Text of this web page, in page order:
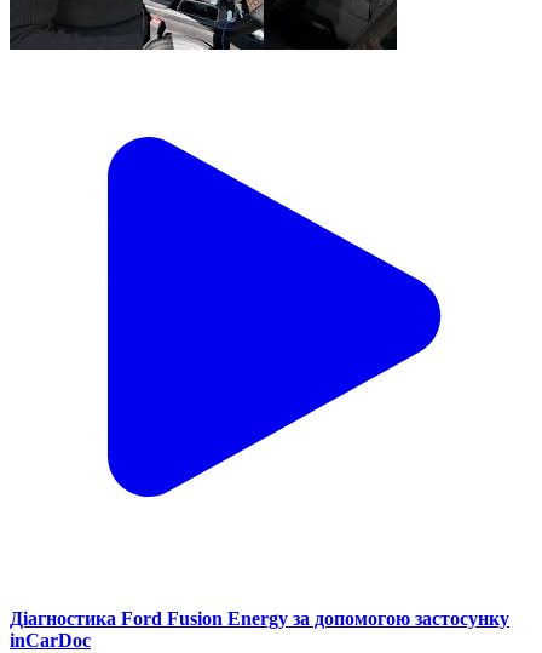
Діагностика Ford Fusion Energy за допомогою застосунку
inCarDoc